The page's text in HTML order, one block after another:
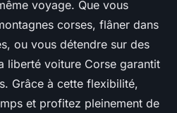
voyage. Que vous
corses, flâner dans
ou vous détendre sur des
liberté voiture Corse garantit
Grâce à cette flexibilité,
et profitez pleinement de